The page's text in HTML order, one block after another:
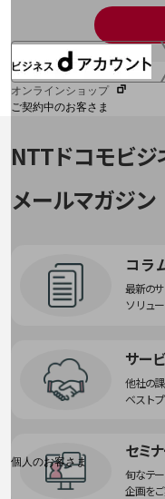
オンラインショップ
ご契約中のお客さま
サービス別サポート情報
Web明細(My docomo)
個人のお客さま
NTTドコモ
NTTドコモビジ
メールマガジ
コラ
最新の
ソリュ
サー
他社の
ベスト
セミ
旬なテ
企画を